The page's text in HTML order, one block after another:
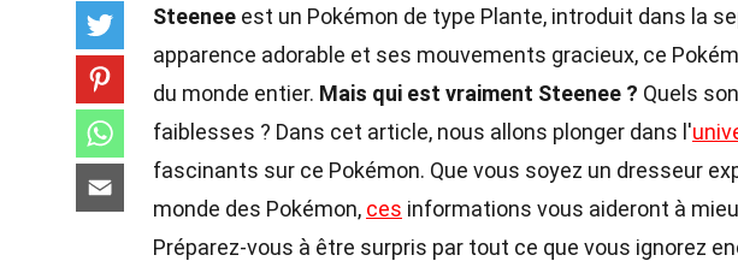
Steenee est un Pokémon de type Plante, introduit dans la
apparence adorable et ses mouvements gracieux, ce
du monde entier. Mais qui est vraiment Steenee ? Quels
faiblesses ? Dans cet article, nous allons plonger dans l'
fascinants sur ce Pokémon. Que vous soyez un dresseur
monde des Pokémon, ces informations vous aideront à
Préparez-vous à être surpris par tout ce que vous ignorez